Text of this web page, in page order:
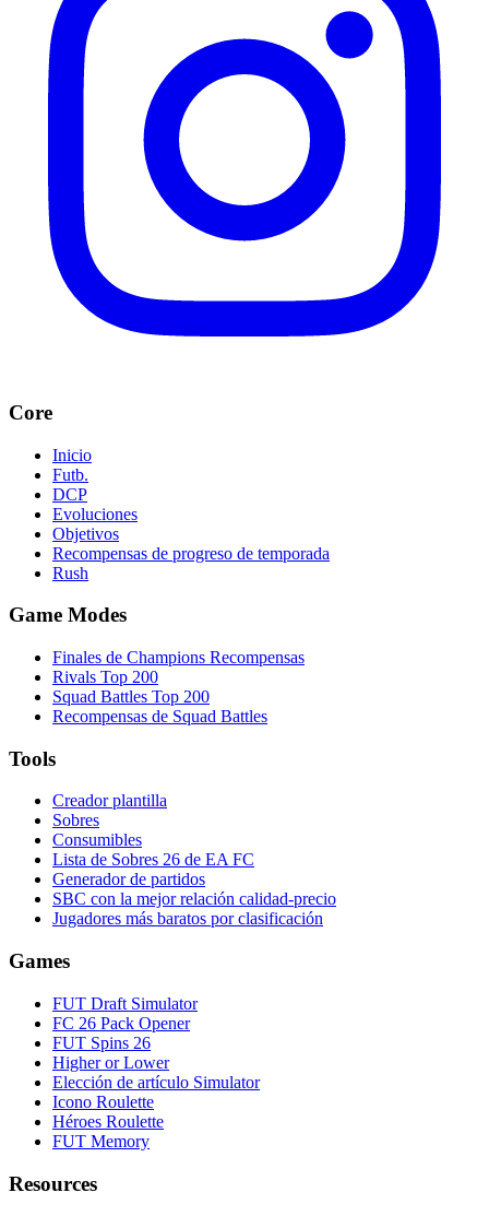
Core
Inicio
Futb.
DCP
Evoluciones
Objetivos
Recompensas de progreso de temporada
Rush
Game Modes
Finales de Champions Recompensas
Rivals Top 200
Squad Battles Top 200
Recompensas de Squad Battles
Tools
Creador plantilla
Sobres
Consumibles
Lista de Sobres 26 de EA FC
Generador de partidos
SBC con la mejor relación calidad-precio
Jugadores más baratos por clasificación
Games
FUT Draft Simulator
FC 26 Pack Opener
FUT Spins 26
Higher or Lower
Elección de artículo Simulator
Icono Roulette
Héroes Roulette
FUT Memory
Resources